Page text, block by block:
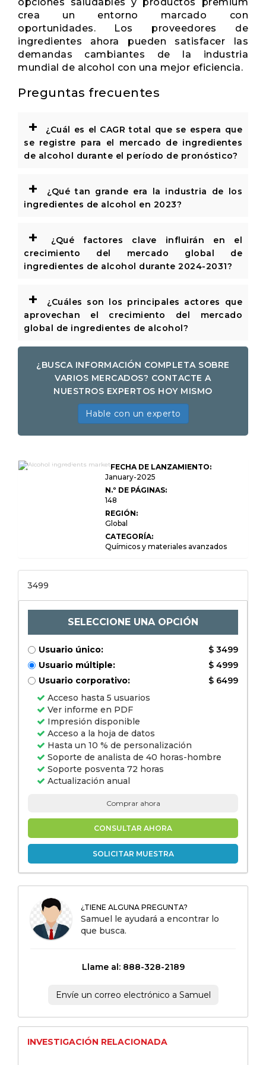
crea un entorno marcado con
oportunidades. Los proveedores de
ingredientes ahora pueden satisfacer las
demandas cambiantes de la industria
mundial de alcohol con una mejor eficiencia.
Preguntas frecuentes
+
¿Cuál es el CAGR total que se espera que
se registre para el mercado de ingredientes
de alcohol durante el período de pronóstico?
+
¿Qué tan grande era la industria de los
ingredientes de alcohol en 2023?
+
¿Qué factores clave influirán en el
crecimiento del mercado global de
ingredientes de alcohol durante 2024-2031?
+
¿Cuáles son los principales actores que
aprovechan el crecimiento del mercado
global de ingredientes de alcohol?
¿BUSCA INFORMACIÓN COMPLETA SOBRE
VARIOS MERCADOS? CONTACTE A
NUESTROS EXPERTOS HOY MISMO
Hable con un experto
Tamaño del
mercado del
otros), por
vino, licores,
y análisis regional,
2024-2031
FECHA DE LANZAMIENTO:
January-2025
N.º DE PÁGINAS:
148
REGIÓN:
Global
CATEGORÍA:
Químicos y materiales avanzados
3499
SELECCIONE UNA OPCIÓN
Usuario único:
$ 3499
Usuario múltiple:
$ 4999
Usuario corporativo:
$ 6499
Acceso hasta 5 usuarios
Ver informe en PDF
Impresión disponible
Acceso a la hoja de datos
Hasta un 10 % de personalización
Soporte de analista de 40 horas-hombre
Soporte posventa 72 horas
Actualización anual
Comprar ahora
CONSULTAR AHORA
SOLICITAR MUESTRA
¿TIENE ALGUNA PREGUNTA?
Samuel le ayudará a encontrar lo
que busca.
Llame al: 888-328-2189
Envíe un correo electrónico a Samuel
INVESTIGACIÓN RELACIONADA